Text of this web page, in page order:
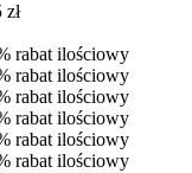
zł
rabat ilościowy
rabat ilościowy
rabat ilościowy
rabat ilościowy
rabat ilościowy
rabat ilościowy